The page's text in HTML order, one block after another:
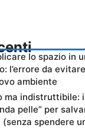
lo spazio in
l’errore da
ambiente
ma indistruttibile:
pelle” per
(senza spendere